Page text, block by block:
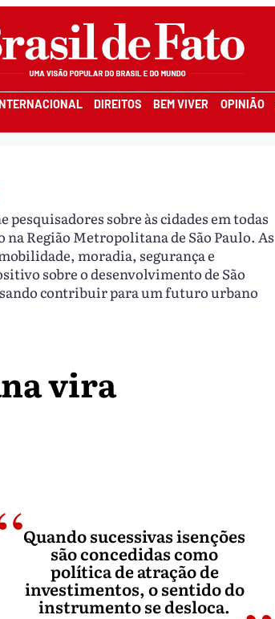
DIREITOS BEM VIVER OPINIÃO
sobre às cidades em todas
Região Metropolitana de São Paulo. As
moradia, segurança e
sobre o desenvolvimento de São
contribuir para um futuro urbano
vira
Quando sucessivas isenções
são concedidas como
política de atração de
investimentos, o sentido do
instrumento se desloca.